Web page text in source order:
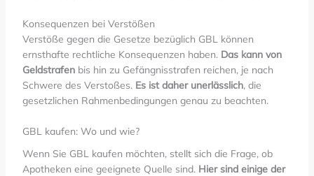
Konsequenzen bei Verstößen
Verstöße gegen die Gesetze bezüglich GBL können
ernsthafte rechtliche Konsequenzen haben. Das kann von
Geldstrafenbis hin zu Gefängnisstrafen reichen, je nach
Schwere des Verstoßes. Es ist daher unerlässlich, die
gesetzlichen Rahmenbedingungen genau zu beachten.
GBL kaufen: Wo und wie?
Wenn Sie GBL kaufen möchten, stellt sich die Frage, ob
Apotheken eine geeignete Quelle sind. Hier sind einige der